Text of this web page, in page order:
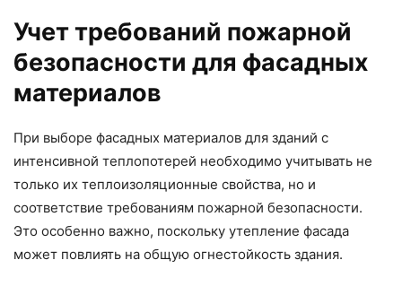
Учет требований пожарной
безопасности для фасадных
материалов
При выборе фасадных материалов для зданий с
интенсивной теплопотерей необходимо учитывать не
только их теплоизоляционные свойства, но и
соответствие требованиям пожарной безопасности.
Это особенно важно, поскольку утепление фасада
может повлиять на общую огнестойкость здания.